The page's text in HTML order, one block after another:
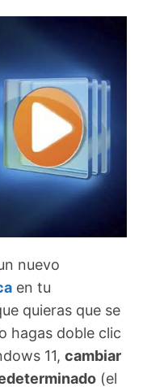
nuevo
en tu
quieras que se
hagas doble clic
11, cambiar
(el